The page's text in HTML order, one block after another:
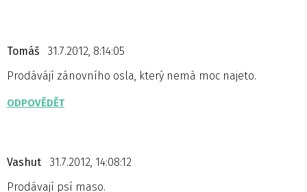
Tomáš
31.7.2012, 8:14:05
Prodávájí zánovního osla, který nemá moc najeto.
ODPOVĚDĚT
Vashut
31.7.2012, 14:08:12
Prodávají psí maso.